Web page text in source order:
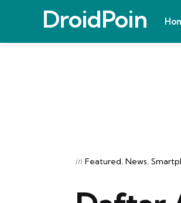
DroidPoin
Categories
Posted
in Featured News